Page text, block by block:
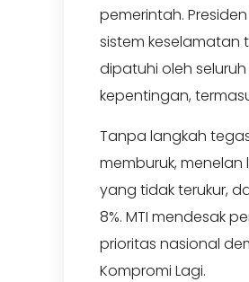
pemerintah.
sistem keselamatan
dipatuhi oleh
kepentingan,
Tanpa langkah
memburuk,
yang tidak terukur,
8%. MTI mendesak
prioritas nasional
Kompromi Lagi.